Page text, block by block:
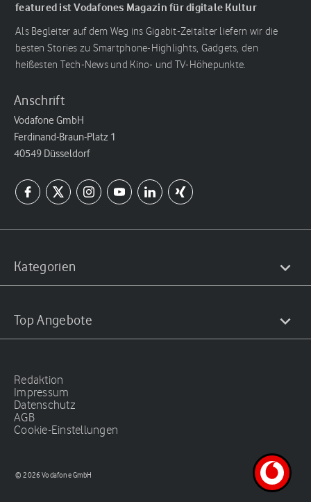
featured ist Vodafones Magazin für digitale Kultur
Als Begleiter auf dem Weg ins Gigabit-Zeitalter liefern wir die
besten Stories zu Smartphone-Highlights, Gadgets, den
heißesten Tech-News und Kino- und TV-Höhepunkte.
Anschrift
Vodafone GmbH
Ferdinand-Braun-Platz 1
40549 Düsseldorf
Kategorien
Top Angebote
Redaktion
Impressum
Datenschutz
AGB
Cookie-Einstellungen
© 2026 Vodafone GmbH